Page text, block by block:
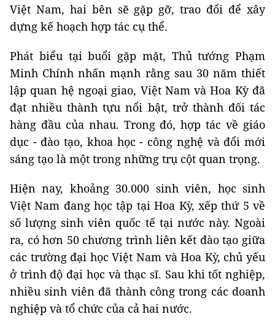
Việt Nam, hai bên sẽ gặp gỡ, trao đổi để xây
dựng kế hoạch hợp tác cụ thể.
Phát biểu tại buổi gặp mặt, Thủ tướng Phạm
Minh Chính nhấn mạnh rằng sau 30 năm thiết
lập quan hệ ngoại giao, Việt Nam và Hoa Kỳ đã
đạt nhiều thành tựu nổi bật, trở thành đối tác
hàng đầu của nhau. Trong đó, hợp tác về giáo
dục - đào tạo, khoa học - công nghệ và đổi mới
sáng tạo là một trong những trụ cột quan trọng.
Hiện nay, khoảng 30.000 sinh viên, học sinh
Việt Nam đang học tập tại Hoa Kỳ, xếp thứ 5 về
số lượng sinh viên quốc tế tại nước này. Ngoài
ra, có hơn 50 chương trình liên kết đào tạo giữa
các trường đại học Việt Nam và Hoa Kỳ, chủ yếu
ở trình độ đại học và thạc sĩ. Sau khi tốt nghiệp,
nhiều sinh viên đã thành công trong các doanh
nghiệp và tổ chức của cả hai nước.